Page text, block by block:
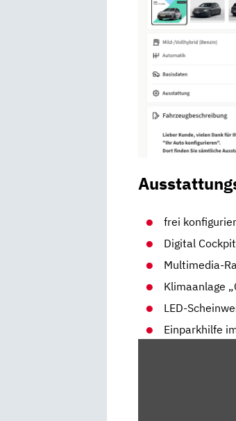
frei
Digital
Multimedia-
Klimaanlage
LED-
Einparkhilfe